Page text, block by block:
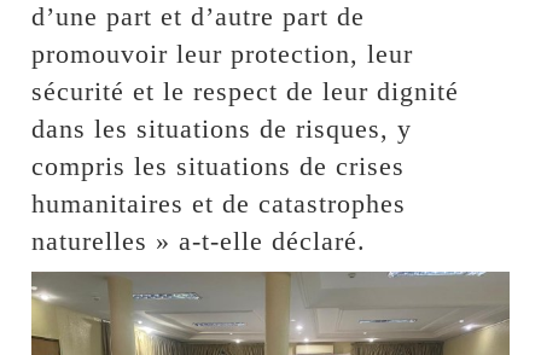
d’une part et d’autre part de
promouvoir leur protection, leur
sécurité et le respect de leur dignité
dans les situations de risques, y
compris les situations de crises
humanitaires et de catastrophes
naturelles » a-t-elle déclaré.